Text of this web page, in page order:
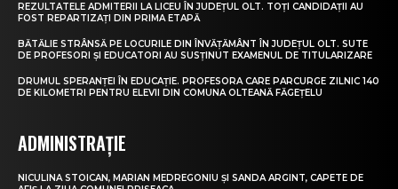
REZULTATELE ADMITERII LA LICEU ÎN JUDEȚUL OLT. TOȚI CANDIDAȚII AU
FOST REPARTIZAȚI DIN PRIMA ETAPĂ
BĂTĂLIE STRÂNSĂ PE LOCURILE DIN ÎNVĂȚĂMÂNT ÎN JUDEȚUL OLT. SUTE
DE PROFESORI ȘI EDUCATORI AU SUSȚINUT EXAMENUL DE TITULARIZARE
DRUMUL SPERANȚEI ÎN EDUCAȚIE. PROFESORA CARE PARCURGE ZILNIC 140
DE KILOMETRI PENTRU ELEVII DIN COMUNA OLTEANĂ FĂGEȚELU
ADMINISTRAȚIE
NICULINA STOICAN, MARIAN MEDREGONIU ȘI SANDA ARGINT, CAPETE DE